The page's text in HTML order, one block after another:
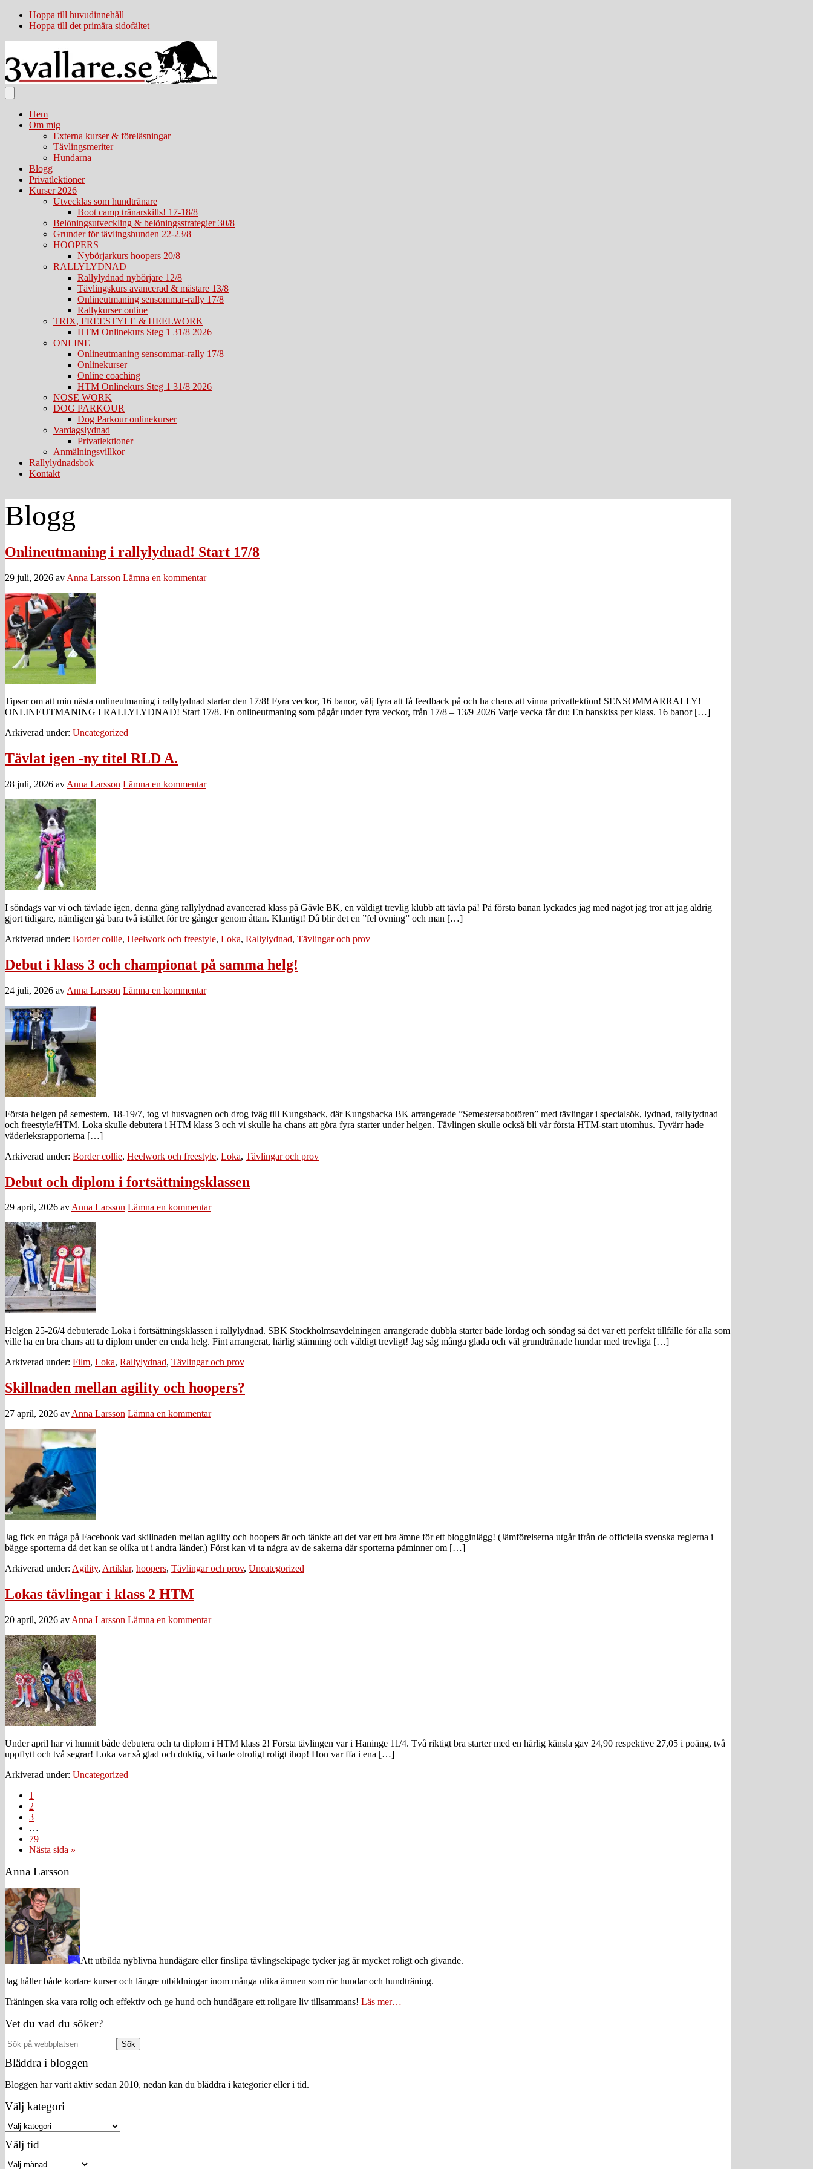
Hoppa till huvudinnehåll
Hoppa till det primära sidofältet
Hem
Om mig
Externa kurser & föreläsningar
Tävlingsmeriter
Hundarna
Blogg
Privatlektioner
Kurser 2026
Utvecklas som hundtränare
Boot camp tränarskills! 17-18/8
Belöningsutveckling & belöningsstrategier 30/8
Grunder för tävlingshunden 22-23/8
HOOPERS
Nybörjarkurs hoopers 20/8
RALLYLYDNAD
Rallylydnad nybörjare 12/8
Tävlingskurs avancerad & mästare 13/8
Onlineutmaning sensommar-rally 17/8
Rallykurser online
TRIX, FREESTYLE & HEELWORK
HTM Onlinekurs Steg 1 31/8 2026
ONLINE
Onlineutmaning sensommar-rally 17/8
Onlinekurser
Online coaching
HTM Onlinekurs Steg 1 31/8 2026
NOSE WORK
DOG PARKOUR
Dog Parkour onlinekurser
Vardagslydnad
Privatlektioner
Anmälningsvillkor
Rallylydnadsbok
Kontakt
Blogg
Onlineutmaning i rallylydnad! Start 17/8
29 juli, 2026 av Anna Larsson Lämna en kommentar
Tipsar om att min nästa onlineutmaning i rallylydnad startar den 17/8! Fyra veckor, 16 banor, välj fyra att få feedback på och ha chans att vinna privatlektion! SENSOMMARRALLY!
ONLINEUTMANING I RALLYLYDNAD! Start 17/8. En onlineutmaning som pågår under fyra veckor, från 17/8 – 13/9 2026 Varje vecka får du: En banskiss per klass. 16 banor […]
Arkiverad under: Uncategorized
Tävlat igen -ny titel RLD A.
28 juli, 2026 av Anna Larsson Lämna en kommentar
I söndags var vi och tävlade igen, denna gång rallylydnad avancerad klass på Gävle BK, en väldigt trevlig klubb att tävla på! På första banan lyckades jag med något jag tror att jag aldrig
gjort tidigare, nämligen gå bara två istället för tre gånger genom åttan. Klantigt! Då blir det en ”fel övning” och man […]
Arkiverad under: Border collie, Heelwork och freestyle, Loka, Rallylydnad, Tävlingar och prov
Debut i klass 3 och championat på samma helg!
24 juli, 2026 av Anna Larsson Lämna en kommentar
Första helgen på semestern, 18-19/7, tog vi husvagnen och drog iväg till Kungsback, där Kungsbacka BK arrangerade ”Semestersabotören” med tävlingar i specialsök, lydnad, rallylydnad
och freestyle/HTM. Loka skulle debutera i HTM klass 3 och vi skulle ha chans att göra fyra starter under helgen. Tävlingen skulle också bli vår första HTM-start utomhus. Tyvärr hade
väderleksrapporterna […]
Arkiverad under: Border collie, Heelwork och freestyle, Loka, Tävlingar och prov
Debut och diplom i fortsättningsklassen
29 april, 2026 avAnna Larsson Lämna en kommentar
Helgen 25-26/4 debuterade Loka i fortsättningsklassen i rallylydnad. SBK Stockholmsavdelningen arrangerade dubbla starter både lördag och söndag så det var ett perfekt tillfälle för alla som
ville ha en bra chans att ta diplom under en enda helg. Fint arrangerat, härlig stämning och väldigt trevligt! Jag såg många glada och väl grundtränade hundar med trevliga […]
Arkiverad under: Film, Loka, Rallylydnad, Tävlingar och prov
Skillnaden mellan agility och hoopers?
27 april, 2026 av Anna Larsson Lämna en kommentar
Jag fick en fråga på Facebook vad skillnaden mellan agility och hoopers är och tänkte att det var ett bra ämne för ett blogginlägg! (Jämförelserna utgår ifrån de officiella svenska reglerna i
bägge sporterna då det kan se olika ut i andra länder.) Först kan vi ta några av de sakerna där sporterna påminner om […]
Arkiverad under: Agility, Artiklar, hoopers, Tävlingar och prov, Uncategorized
Lokas tävlingar i klass 2 HTM
20 april, 2026 av Anna Larsson Lämna en kommentar
Under april har vi hunnit både debutera och ta diplom i HTM klass 2! Första tävlingen var i Haninge 11/4. Två riktigt bra starter med en härlig känsla gav 24,90 respektive 27,05 i poäng, två
uppflytt och två segrar! Loka var så glad och duktig, vi hade otroligt roligt ihop! Hon var ffa i ena […]
Arkiverad under: Uncategorized
Sida
1
Sida
2
Sida
3
sidor
utelämnas
…
Sida
79
Go
Nästa sida »
Primärt
sidofält
Anna Larsson
Att utbilda nyblivna hundägare eller finslipa tävlingsekipage tycker jag är mycket roligt och givande.
Jag håller både kortare kurser och längre utbildningar inom många olika ämnen som rör hundar och hundträning.
Träningen ska vara rolig och effektiv och ge hund och hundägare ett roligare liv tillsammans! Läs mer…
Vet du vad du söker?
Sök
på
webbplatsen
Bläddra i bloggen
Bloggen har varit aktiv sedan 2010, nedan kan du bläddra i kategorier eller i tid.
Välj kategori
Välj
Välj tid
Välj